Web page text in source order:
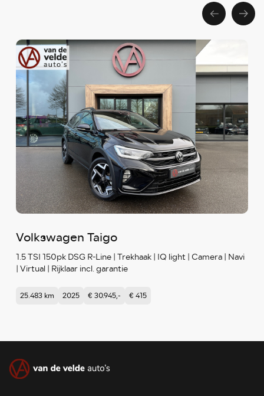
Volkswagen Taigo
1.5 TSI 150pk DSG R-Line | Trekhaak | IQ light | Camera | Navi
| Virtual | Rijklaar incl. garantie
25.483 km 2025 € 30.945,- € 415